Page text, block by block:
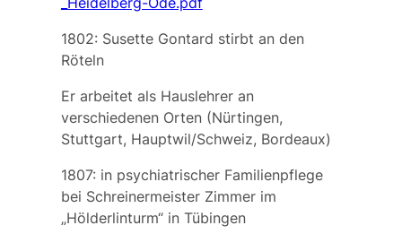
1802: Susette Gontard stirbt an den
Röteln
Er arbeitet als Hauslehrer an
verschiedenen Orten (Nürtingen,
Stuttgart, Hauptwil/Schweiz, Bordeaux)
1807: in psychiatrischer Familienpflege
bei Schreinermeister Zimmer im
„Hölderlinturm“ in Tübingen